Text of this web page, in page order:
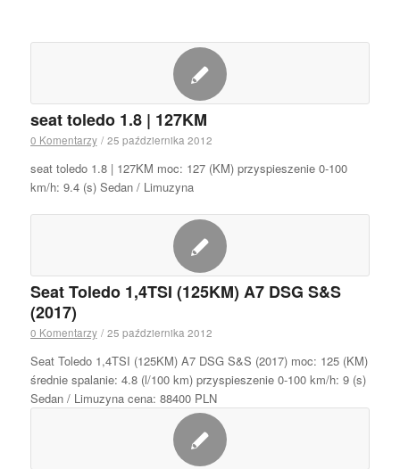
seat toledo 1.8 | 127KM
0 Komentarzy / 25 października 2012
seat toledo 1.8 | 127KM moc: 127 (KM) przyspieszenie 0-100
km/h: 9.4 (s) Sedan / Limuzyna
Seat Toledo 1,4TSI (125KM) A7 DSG S&S
(2017)
0 Komentarzy / 25 października 2012
Seat Toledo 1,4TSI (125KM) A7 DSG S&S (2017) moc: 125 (KM)
średnie spalanie: 4.8 (l/100 km) przyspieszenie 0-100 km/h: 9 (s)
Sedan / Limuzyna cena: 88400 PLN